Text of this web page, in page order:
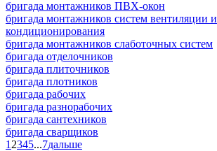
бригада монтажников ПВХ-окон
бригада монтажников систем вентиляции и
кондиционирования
бригада монтажников слаботочных систем
бригада отделочников
бригада плиточников
бригада плотников
бригада рабочих
бригада разнорабочих
бригада сантехников
бригада сварщиков
1 2345...7дальше